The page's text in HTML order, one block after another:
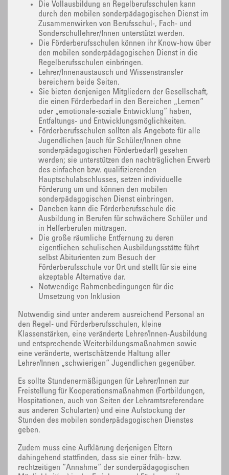
Die Vollausbildung an Regelberufsschulen kann
durch den mobilen sonderpädagogischen Dienst im
Zusammenwirken von Berufsschul-, Fach- und
Sonderschullehrer/Innen unterstützt werden.
Die Förderberufsschulen können ihr Know-how über
den mobilen sonderpädagogischen Dienst in die
Regelberufsschulen einbringen.
Lehrer/Innenaustausch und Wissenstransfer
bereichern beide Seiten.
Sie bieten denjenigen Mitgliedern der Gesellschaft,
die einen Förderbedarf in den Bereichen „Lernen“
oder „emotionale-soziale Entwicklung“ haben,
Entfaltungs- und Entwicklungsmöglichkeiten.
Förderberufsschulen sollten als Angebote für alle
Jugendlichen (auch für Schüler/Innen ohne
sonderpädagogischen Förderbedarf) gesehen
werden; sie unterstützen den nachträglichen Erwerb
des einfachen bzw. qualifizierenden
Hauptschulabschlusses, setzen individuelle
Förderung um und können den mobilen
sonderpädagogischen Dienst einbringen.
Daneben kann die Förderberufsschule die
Ausbildung in Berufen für schwächere Schüler und
in Helferberufen mittragen.
Die große räumliche Entfernung zu deren
eigentlichen schulischen Ausbildungsstätte führt
selbst Abiturienten zum Besuch der
Förderberufsschule vor Ort und stellt für sie eine
akzeptable Alternative dar.
Notwendige Rahmenbedingungen für die
Umsetzung von Inklusion
Notwendig sind unter anderem ausreichend Personal an
den Regel- und Förderberufsschulen, kleine
Klassenstärken, eine veränderte Lehrer/Innen-Ausbildung
und entsprechende Weiterbildungsmaßnahmen sowie
eine veränderte, wertschätzende Haltung aller
Lehrer/Innen „schwierigen“ Jugendlichen gegenüber.
Es sollte Stundenermäßigungen für Lehrer/Innen zur
Freistellung für Kooperationsmaßnahmen (Fortbildungen,
Hospitationen, auch von Seiten der Lehramtsreferendare
aus anderen Schularten) und eine Aufstockung der
Stunden des mobilen sonderpädagogischen Dienstes
geben.
Zudem muss eine Aufklärung derjenigen Eltern
dahingehend stattfinden, dass sie einer früh- bzw.
rechtzeitigen “Annahme“ der sonderpädagogischen